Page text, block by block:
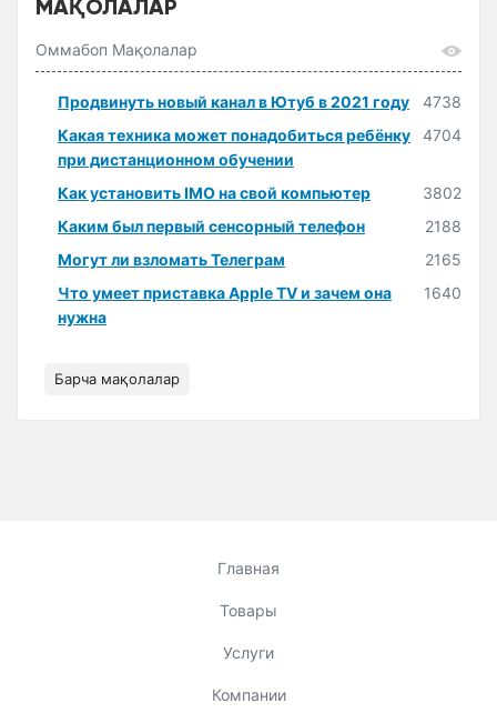
МАҚОЛАЛАР
Оммабоп Мақолалар
Продвинуть новый канал в Ютуб в 2021 году
4738
Какая техника может понадобиться ребёнку
при дистанционном обучении
4704
Как установить IMO на свой компьютер
3802
Каким был первый сенсорный телефон
2188
Могут ли взломать Телеграм
2165
Что умеет приставка Apple TV и зачем она
нужна
1640
Барча мақолалар
Главная
Товары
Услуги
Компании